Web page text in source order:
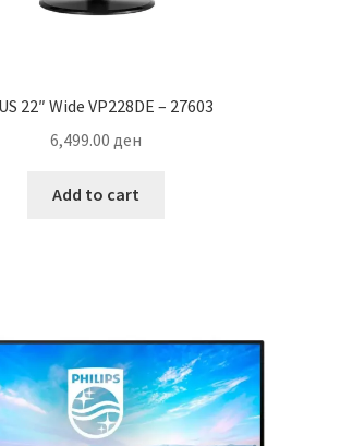
22″ Wide VP228DE – 27603
6,499.00 ден
Add to cart